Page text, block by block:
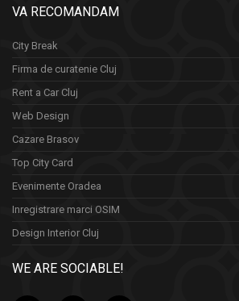
VA RECOMANDAM
City Break
Firma de curatenie Cluj
Rent a Car Cluj
Web Design
Cazare Brasov
Top City Card
Evenimente Oradea
Inregistrare marci OSIM
Design Interior Cluj
WE ARE SOCIABLE!